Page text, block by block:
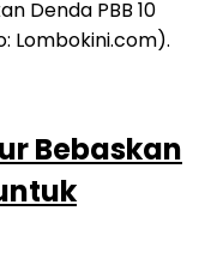
Bebaskan